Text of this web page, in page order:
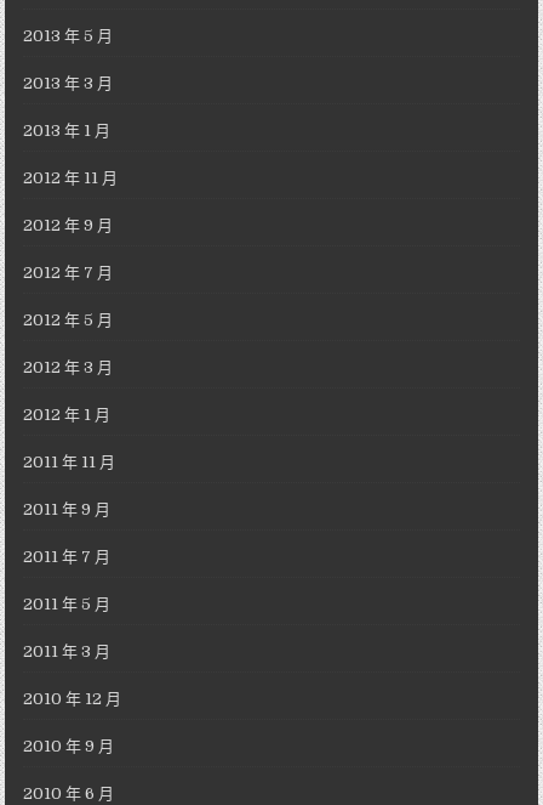
2013 年 5 月
2013 年 3 月
2013 年 1 月
2012 年 11 月
2012 年 9 月
2012 年 7 月
2012 年 5 月
2012 年 3 月
2012 年 1 月
2011 年 11 月
2011 年 9 月
2011 年 7 月
2011 年 5 月
2011 年 3 月
2010 年 12 月
2010 年 9 月
2010 年 6 月